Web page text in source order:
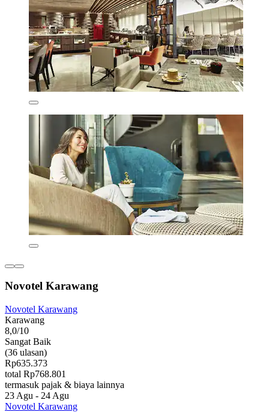
Novotel Karawang
Novotel Karawang
Karawang
8,0/10
Sangat Baik
(36 ulasan)
Rp635.373
total Rp768.801
termasuk pajak & biaya lainnya
23 Agu - 24 Agu
Novotel Karawang